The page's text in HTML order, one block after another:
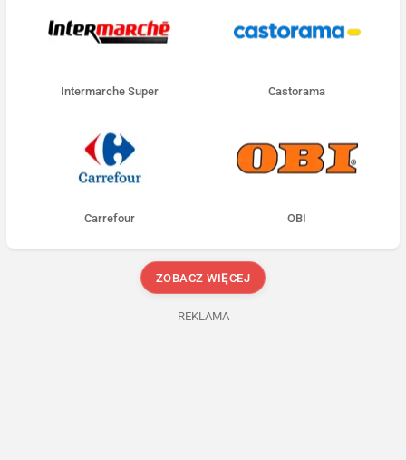
Intermarche Super Castorama
Carrefour OBI
ZOBACZ WIĘCEJ
REKLAMA